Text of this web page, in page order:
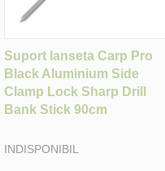
Suport lanseta Carp Pro
Black Aluminium Side
Clamp Lock Sharp Drill
Bank Stick 90cm
INDISPONIBIL